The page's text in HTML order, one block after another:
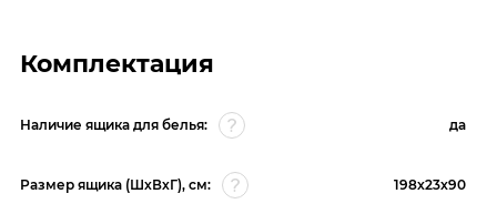
Комплектация
Наличие ящика для белья: да
Размер ящика (ШхВхГ), см: 198x23x90